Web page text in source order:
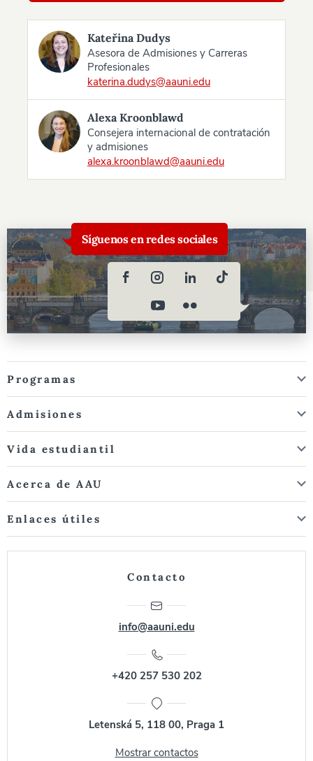
Kateřina Dudys
Asesora de Admisiones y Carreras
Profesionales
katerina.dudys@aauni.edu
Alexa Kroonblawd
Consejera internacional de contratación
y admisiones
alexa.kroonblawd@aauni.edu
Síguenos en redes sociales
Programas
Admisiones
Vida estudiantil
Acerca de AAU
Enlaces útiles
Contacto
info@aauni.edu
+420 257 530 202
Letenská 5, 118 00, Praga 1
Mostrar contactos